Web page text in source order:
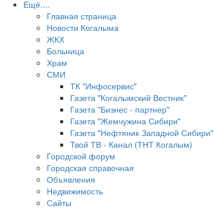
Ещё....
Главная страница
Новости Когалыма
ЖКХ
Больница
Храм
СМИ
ТК "Инфосервис"
Газета "Когалымский Вестник"
Газета "Бизнес - партнер"
Газета "Жемчужина Сибири"
Газета "Нефтяник Западной Сибири"
Твой ТВ - Канал (ТНТ Когалым)
Городской форум
Городская справочная
Объявления
Недвижимость
Сайты